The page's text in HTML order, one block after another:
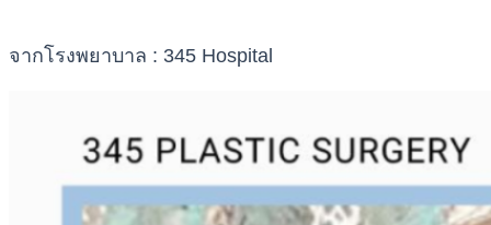
จากโรงพยาบาล : 345 Hospital